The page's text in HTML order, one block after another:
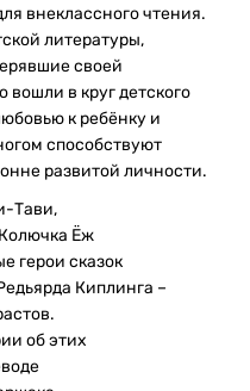
внеклассного чтения.
литературы,
своей
вошли в круг детского
к ребёнку и
способствуют
развитой личности.
Тави,
Ёж
герои сказок
Киплинга –
об этих